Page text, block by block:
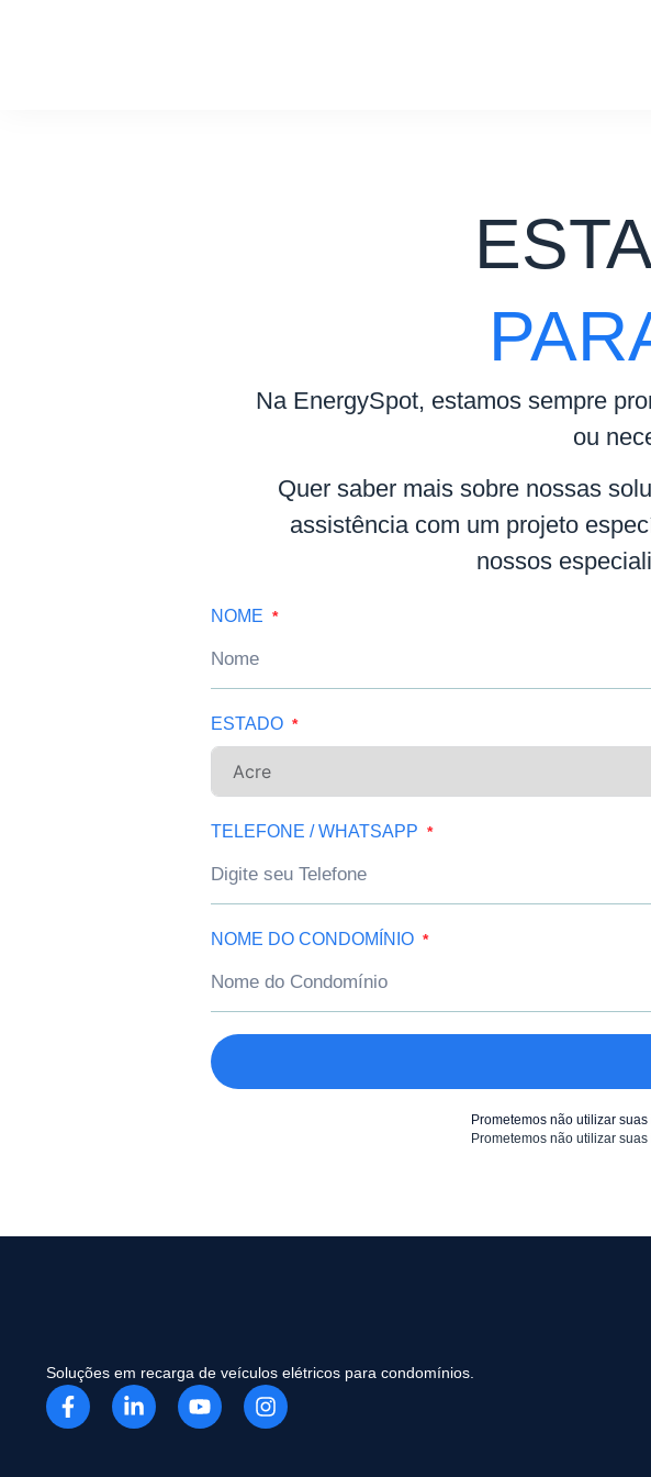
Na EnergySpot, estamos sempre
ou
Quer saber mais sobre nossas
assistência com um projeto
nossos
NOME
ESTADO
TELEFONE / WHATSAPP
NOME DO CONDOMÍNIO
Prometemos não utilizar
Soluções em recarga de veículos elétricos para condomínios.